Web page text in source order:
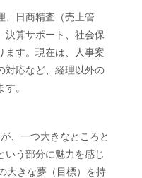
、日商精査（売上管
決算サポート、社会保
ます。現在は、人事案
対応など、経理以外の
。
、一つ大きなところと
いう部分に魅力を感じ
大きな夢（目標）を持